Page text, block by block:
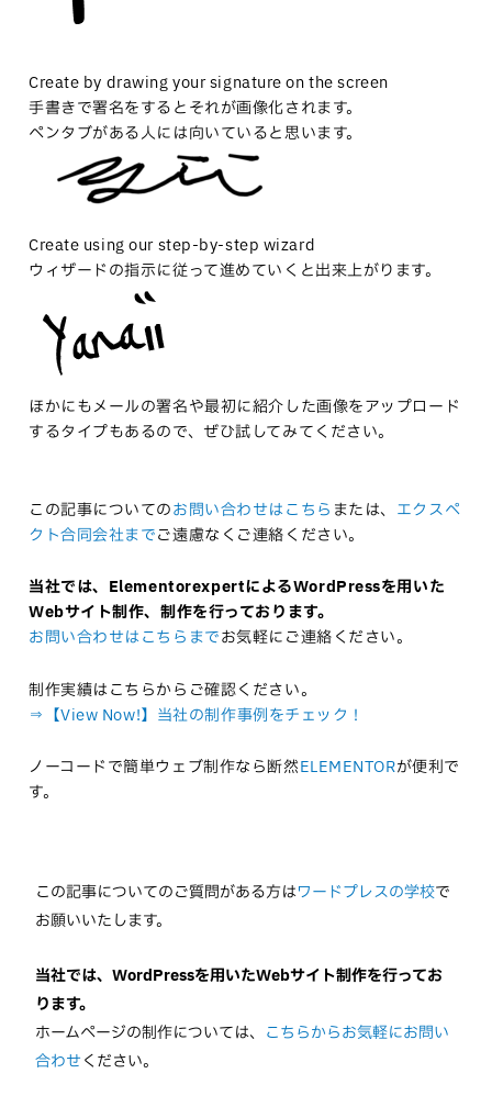
Create by drawing your signature on the screen
手書きで署名をするとそれが画像化されます。
ペンタブがある人には向いていると思います。
Create using our step-by-step wizard
ウィザードの指示に従って進めていくと出来上がります。
ほかにもメールの署名や最初に紹介した画像をアップロード
するタイプもあるので、ぜひ試してみてください。
この記事についてのお問い合わせはこちら または、 エクスペ
クト合同会社までご遠慮なくご連絡ください。
当社では、ElementorexpertによるWordPressを用いた
Webサイト制作、制作を行っております。
お問い合わせはこちらまでお気軽にご連絡ください。
制作実績はこちらからご確認ください。
⇒【View Now!】当社の制作事例をチェック！
ノーコードで簡単ウェブ制作なら断然ELEMENTORが便利で
す。
この記事についてのご質問がある方はワードプレスの学校で
お願いいたします。
当社では、WordPressを用いたWebサイト制作を行ってお
ります。
ホームページの制作については、 こちらからお気軽にお問い
合わせください。